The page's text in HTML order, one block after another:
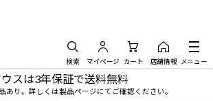
検索 マイページ カート 店舗情報 メニュー
スは3年保証で送料無料
あり。詳しくは製品ページにてご確認ください。